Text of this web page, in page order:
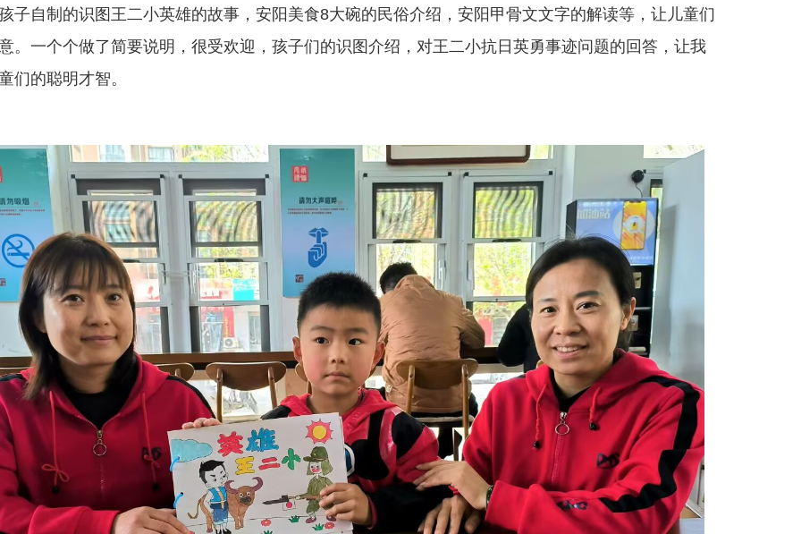
子自制的识图王二小英雄的故事，安阳美食8大碗的民俗介绍，安阳甲骨文文字的解读等，让儿童们
。一个个做了简要说明，很受欢迎，孩子们的识图介绍，对王二小抗日英勇事迹问题的回答，让我
们的聪明才智。